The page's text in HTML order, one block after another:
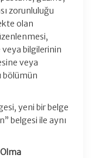
zorunluluğu
olan
veya bilgilerinin
veya
bölümün
yeni bir belge
belgesi ile aynı